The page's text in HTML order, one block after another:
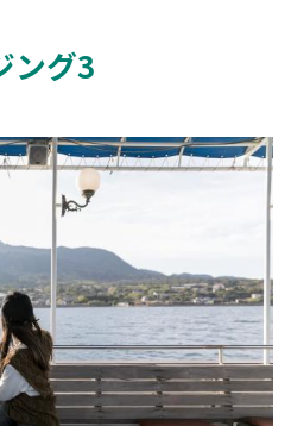
ング3